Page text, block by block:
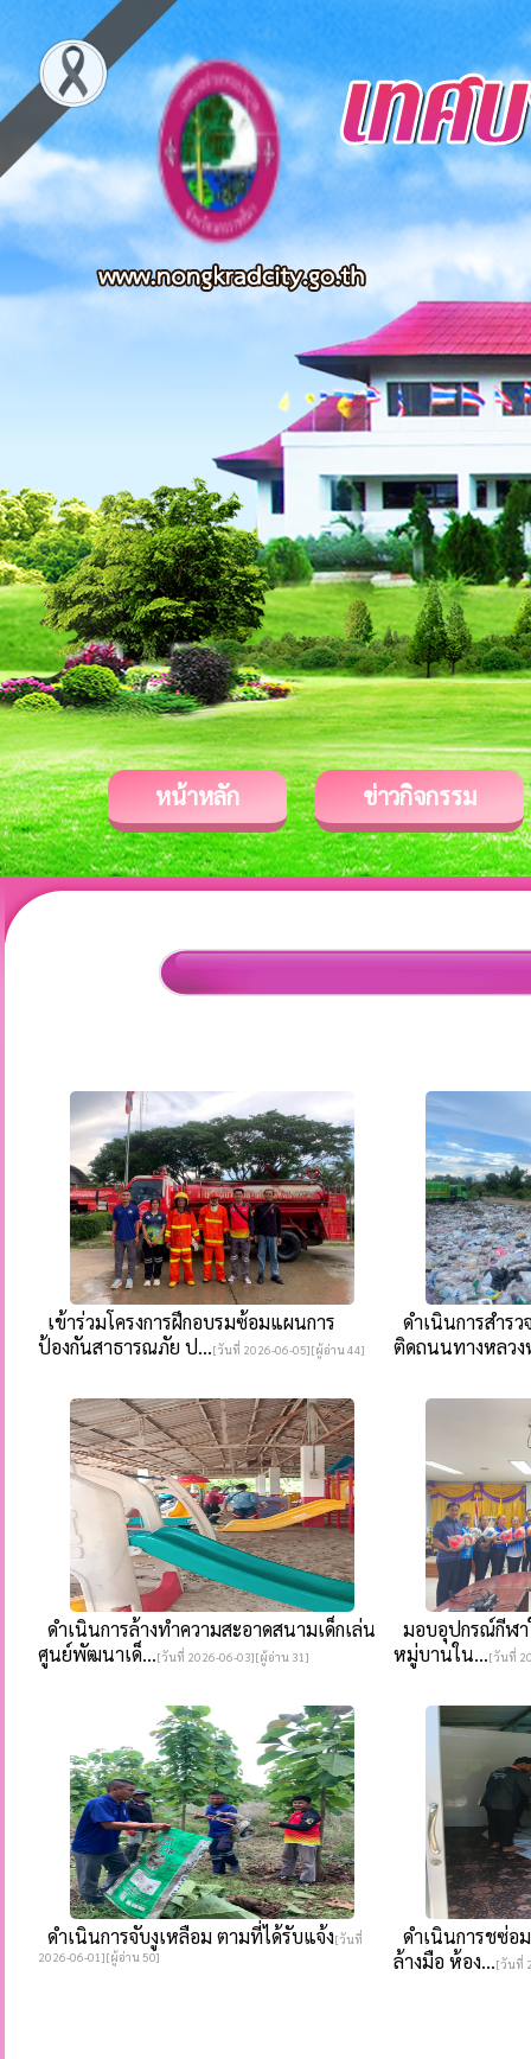
หน้าหลัก ข่าวกิจกรรม
เข้าร่วมโครงการฝึกอบรมซ้อมแผนการ
ป้องกันสาธารณภัย ป...[วันที่ 2026-06-05][ผู้อ่าน 44]
ดำเนินการสำร
ติดถนนทางหลวง
ดำเนินการล้างทำความสะอาดสนามเด็กเล่น
ศูนย์พัฒนาเด็...[วันที่ 2026-06-03][ผู้อ่าน 31]
มอบอุปกรณ์กีฬ
หมู่บานใน...[วันที่
ดำเนินการจับงูเหลือม ตามที่ได้รับแจ้ง[วันที่
2026-06-01][ผู้อ่าน 50]
ดำเนินการชซ่อ
ล้างมือ ห้อง...[วันที่